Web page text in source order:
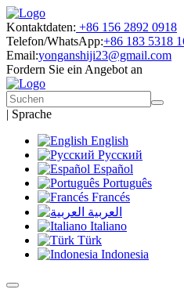
Kontaktdaten: +86 156 2892 0918
Telefon/WhatsApp:+86 183 5318
Email:yonganshiji23@gmail.com
Fordern Sie ein Angebot an
| Sprache
English
Русский
Español
Português
Francés
العربية
Italiano
Türk
Indonesia